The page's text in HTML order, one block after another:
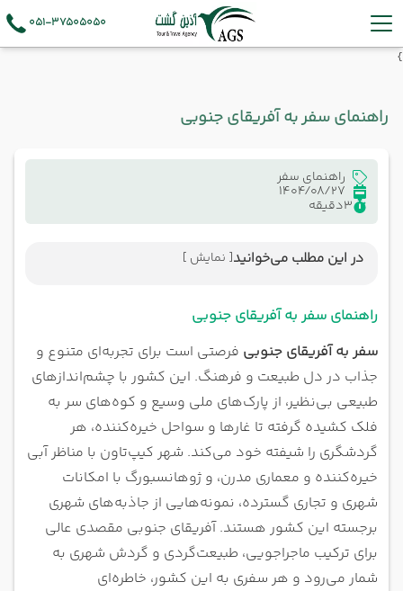
051-37505050
}
راهنمای سفر به آفریقای جنوبی
راهنمای سفر
1404/08/27
3دقیقه
در این مطلب می‌خوانید[ نمایش ]
موقعیت جغرافیایی آفریقای جنوبی
بهترین زمان سفر به آفریقای جنوبی
معرفی شهرهای توریستی آفریقای جنوبی
هزینه سفر به آفریقای جنوبی
بهترین هتل‌های آفریقای جنوبی
جاذبه های دیدنی آفریقای جنوبی
زیباترین سواحل آفریقای جنوبی
جاذبه های طبیعی آفریقای جنوبی
پارک های ملی آفریقای جنوبی
بهترین غذاهای آفریقای جنوبی
سوغات آفریقای جنوبی
راهنمای سفر به آفریقای جنوبی
سفر به آفریقای جنوبی فرصتی است برای تجربه‌ای متنوع و
جذاب در دل طبیعت و فرهنگ. این کشور با چشم‌اندازهای
طبیعی بی‌نظیر، از پارک‌های ملی وسیع و کوه‌های سر به
فلک کشیده گرفته تا غارها و سواحل خیره‌کننده، هر
گردشگری را شیفته خود می‌کند. شهر کیپ‌تاون با مناظر آبی
خیره‌کننده و معماری مدرن، و ژوهانسبورگ با امکانات
شهری و تجاری گسترده، نمونه‌هایی از جاذبه‌های شهری
برجسته این کشور هستند. آفریقای جنوبی مقصدی عالی
برای ترکیب ماجراجویی، طبیعت‌گردی و گردش شهری به
شمار می‌رود و هر سفری به این کشور، خاطره‌ای